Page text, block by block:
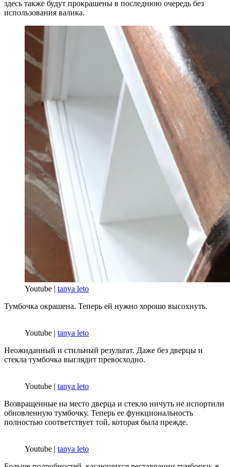
здесь также будут прокрашены в последнюю очередь без
использования валика.
Youtube | tanya leto
Тумбочка окрашена. Теперь ей нужно хорошо высохнуть.
Youtube | tanya leto
Неожиданный и стильный результат. Даже без дверцы и
стекла тумбочка выглядит превосходно.
Youtube | tanya leto
Возвращенные на место дверца и стекло ничуть не испортили
обновленную тумбочку. Теперь ее функциональность
полностью соответствует той, которая была прежде.
Youtube | tanya leto